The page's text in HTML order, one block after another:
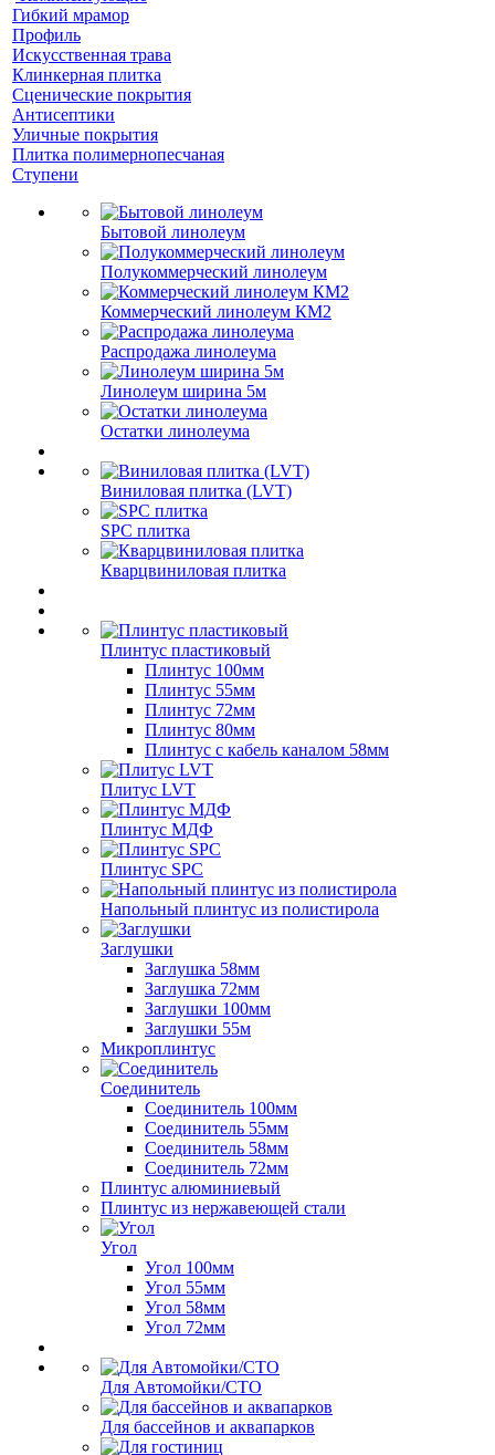
Гибкий мрамор
Профиль
Искусственная трава
Клинкерная плитка
Сценические покрытия
Антисептики
Уличные покрытия
Плитка полимернопесчаная
Ступени
Бытовой линолеум
Полукоммерческий линолеум
Коммерческий линолеум КМ2
Распродажа линолеума
Линолеум ширина 5м
Остатки линолеума
Виниловая плитка (LVT)
SPC плитка
Кварцвиниловая плитка
Плинтус пластиковый
Плинтус 100мм
Плинтус 55мм
Плинтус 72мм
Плинтус 80мм
Плинтус с кабель каналом 58мм
Плитус LVT
Плинтус МДФ
Плинтус SPC
Напольный плинтус из полистирола
Заглушки
Заглушка 58мм
Заглушка 72мм
Заглушки 100мм
Заглушки 55м
Микроплинтус
Соединитель
Соединитель 100мм
Соединитель 55мм
Соединитель 58мм
Соединитель 72мм
Плинтус алюминиевый
Плинтус из нержавеющей стали
Угол
Угол 100мм
Угол 55мм
Угол 58мм
Угол 72мм
Для Автомойки/СТО
Для бассейнов и аквапарков